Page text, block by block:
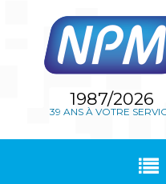
1987/2026
39 ANS À VOTRE